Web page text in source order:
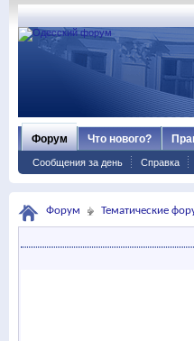
Форум
Сообщения за день Справка
Что нового?
Форум Тематические